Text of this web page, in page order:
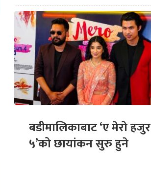
बडीमालिकाबाट ‘ए मेरो हजुर
५’को छायांकन सुरु हुने